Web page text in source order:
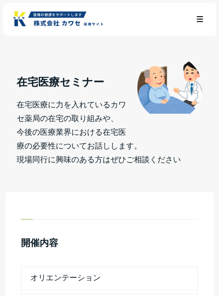
在宅医療セミナー
在宅医療に力を入れているカワ
セ薬局の在宅の取り組みや、
今後の医療業界における在宅医
療の必要性についてお話しします。
現場同行に興味のある方はぜひご相談ください
開催内容
オリエンテーション